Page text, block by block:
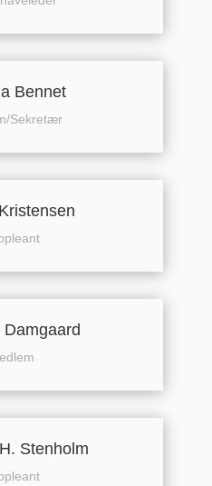
Bennet
Sekretær
Stenholm